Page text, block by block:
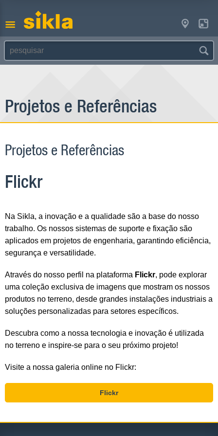
Projetos e Referências
Projetos e Referências
Flickr
Na Sikla, a inovação e a qualidade são a base do nosso
trabalho. Os nossos sistemas de suporte e fixação são
aplicados em projetos de engenharia, garantindo eficiência,
segurança e versatilidade.
Através do nosso perfil na plataforma Flickr, pode explorar
uma coleção exclusiva de imagens que mostram os nossos
produtos no terreno, desde grandes instalações industriais a
soluções personalizadas para setores específicos.
Descubra como a nossa tecnologia e inovação é utilizada
no terreno e inspire-se para o seu próximo projeto!
Visite a nossa galeria online no Flickr:
Flickr